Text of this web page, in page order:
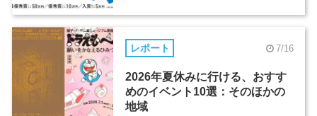
レポート 7/16
2026年夏休みに行ける、おすす
めのイベント10選：そのほかの
地域